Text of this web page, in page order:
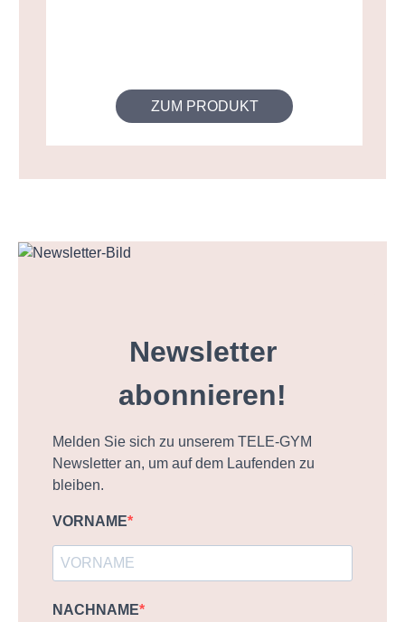
ZUM PRODUKT
Newsletter
abonnieren!
Melden Sie sich zu unserem TELE-GYM
Newsletter an, um auf dem Laufenden zu
bleiben.
VORNAME
NACHNAME